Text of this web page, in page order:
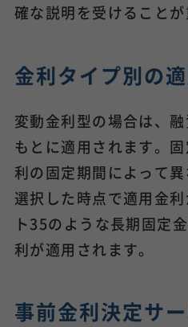
確な説明を受けることが
金利タイプ別の
変動金利型の場合は、
もとに適用されます。
利の固定期間によって異
選択した時点で適用金
ト35のような長期固定
利が適用されます。
事前金利決定サ